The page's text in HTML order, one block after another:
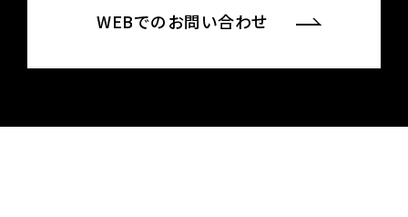
WEBでのお問い合わせ